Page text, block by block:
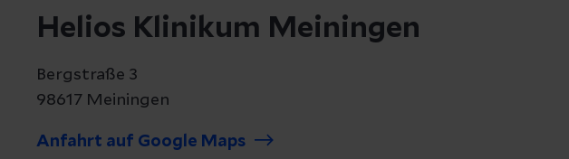
Helios Klinikum Meiningen
Bergstraße 3
98617 Meiningen
Anfahrt auf Google Maps